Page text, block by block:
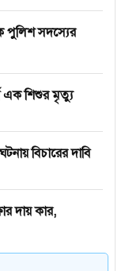
পুলিশ সদস্যের
এক শিশুর মৃত্যু
বিচারের দাবি
দায় কার,